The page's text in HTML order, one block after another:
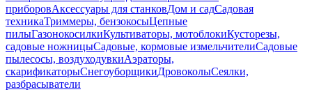
приборовАксессуары для станковДом и садСадовая
техникаТриммеры, бензокосыЦепные
пилыГазонокосилкиКультиваторы, мотоблокиКусторезы,
садовые ножницыСадовые, кормовые измельчителиСадовые
пылесосы, воздуходувкиАэраторы,
скарификаторыСнегоуборщикиДровоколыСеялки,
разбрасыватели